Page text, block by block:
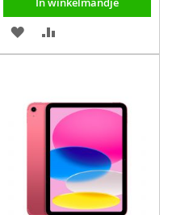
VOEG
TOE
VERLANGLIJST
OM
VERGELIJKEN